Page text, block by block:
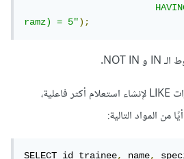
                        HAVING COUNT(DISTINCT
ramz) = 5");
تستطيع أيضًا استخدام تعبيرات LIKE لإنشاء استعلام أكثر فاعلية،
من المواد التالية:
SELECT id_trainee, name,